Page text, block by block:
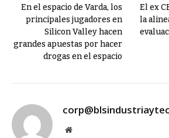
En el espacio de Varda, los
principales jugadores en
Silicon Valley hacen
grandes apuestas por hacer
drogas en el espacio
El ex
la
Website